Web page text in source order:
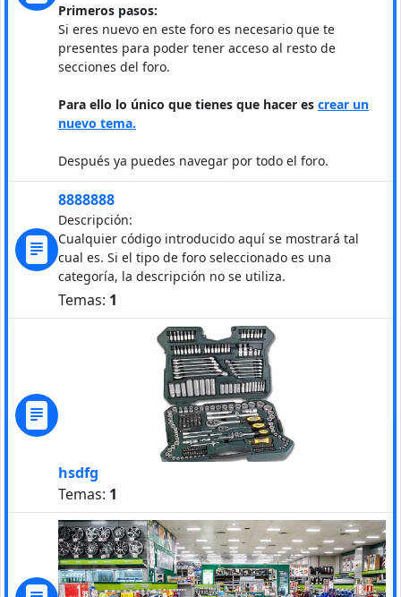
Primeros pasos:
Si eres nuevo en este foro es necesario que te
presentes para poder tener acceso al resto de
secciones del foro.
Para ello lo único que tienes que hacer es crear un
nuevo tema.
Después ya puedes navegar por todo el foro.
8888888
Descripción:
Cualquier código introducido aquí se mostrará tal
cual es. Si el tipo de foro seleccionado es una
categoría, la descripción no se utiliza.
Temas: 1
hsdfg
Temas: 1